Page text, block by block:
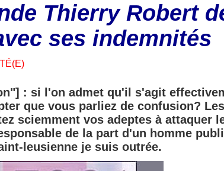
Thierry Robert
ses indemnités
: si l'on admet qu'il s'agit
que vous parliez de confusion? Les
sciemment vos adeptes à attaquer
de la part d'un homme
leusienne je suis outrée.